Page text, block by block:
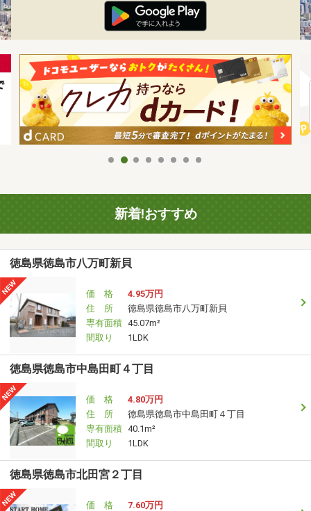
新着!おすすめ
徳島県徳島市八万町新貝
価 格
4.95万円
住 所
徳島県徳島市八万町新貝
専有面積 45.07m²
間取り
1LDK
徳島県徳島市中島田町４丁目
価 格
4.80万円
住 所
徳島県徳島市中島田町４丁目
専有面積 40.1m²
間取り
1LDK
徳島県徳島市北田宮２丁目
価 格
7.60万円